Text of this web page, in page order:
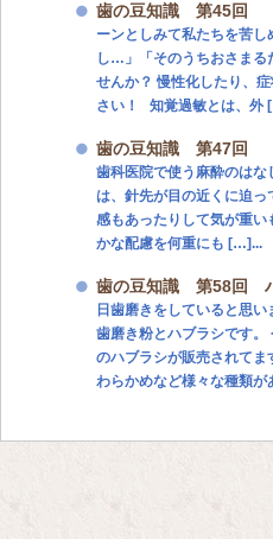
歯の豆知識 第45回 『
ーンとしみて私たちを苦
し…」「そのうちおさま
せんか？ 慢性化したり、
さい！ 知覚過敏とは、外
歯の豆知識 第47回 『
歯科医院で使う麻酔のは
は、針先が目の近くに迫
感もあったりして気が重
かな配慮を何重にも […]...
歯の豆知識 第58回
日歯磨きをしていると思
歯磨き粉とハブラシです
のハブラシが販売されて
わらかめなど様々な種類